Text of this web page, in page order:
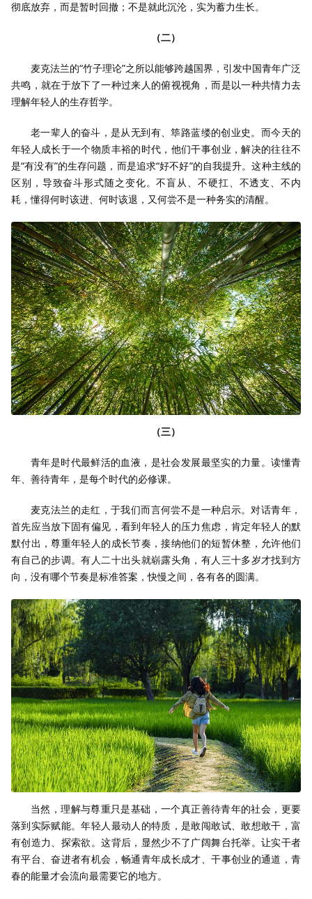
彻底放弃，而是暂时回撤；不是就此沉沦，实为蓄力生长。
（二）
麦克法兰的“竹子理论”之所以能够跨越国界，引发中国青年广泛
共鸣，就在于放下了一种过来人的俯视视角，而是以一种共情力去
理解年轻人的生存哲学。
老一辈人的奋斗，是从无到有、筚路蓝缕的创业史。而今天的
年轻人成长于一个物质丰裕的时代，他们干事创业，解决的往往不
是“有没有”的生存问题，而是追求“好不好”的自我提升。这种主线的
区别，导致奋斗形式随之变化。不盲从、不硬扛、不透支、不内
耗，懂得何时该进、何时该退，又何尝不是一种务实的清醒。
（三）
青年是时代最鲜活的血液，是社会发展最坚实的力量。读懂青
年、善待青年，是每个时代的必修课。
麦克法兰的走红，于我们而言何尝不是一种启示。对话青年，
首先应当放下固有偏见，看到年轻人的压力焦虑，肯定年轻人的默
默付出，尊重年轻人的成长节奏，接纳他们的短暂休整，允许他们
有自己的步调。有人二十出头就崭露头角，有人三十多岁才找到方
向，没有哪个节奏是标准答案，快慢之间，各有各的圆满。
当然，理解与尊重只是基础，一个真正善待青年的社会，更要
落到实际赋能。年轻人最动人的特质，是敢闯敢试、敢想敢干，富
有创造力、探索欲。这背后，显然少不了广阔舞台托举。让实干者
有平台、奋进者有机会，畅通青年成长成才、干事创业的通道，青
春的能量才会流向最需要它的地方。